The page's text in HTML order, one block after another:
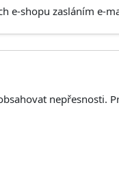
e-shopu zasláním e-
nepřesnosti.